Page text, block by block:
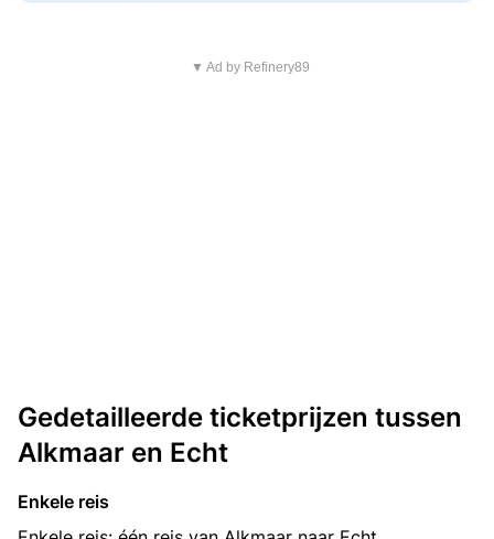
▼ Ad by Refinery89
Gedetailleerde ticketprijzen tussen
Alkmaar en Echt
Enkele reis